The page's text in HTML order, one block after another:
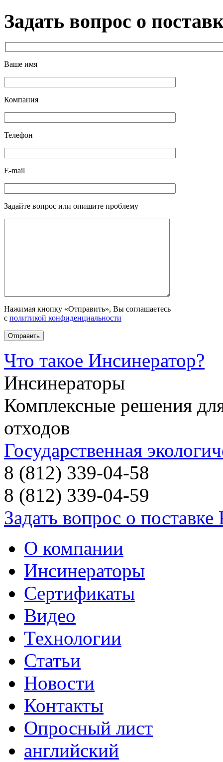
Задать вопрос о
Ваше имя
Компания
Телефон
E-mail
Задайте вопрос или опишите проблему
Нажимая кнопку «Отправить», Вы соглашаетесь
с политикой конфиденциальности
Что такое Инсинератор?
Инсинераторы
Комплексные решения
отходов
Государственная
8 (812) 339-04-58
8 (812) 339-04-59
Задать вопрос о
О компании
Инсинераторы
Сертификаты
Видео
Технологии
Статьи
Новости
Контакты
Опросный лист
английский